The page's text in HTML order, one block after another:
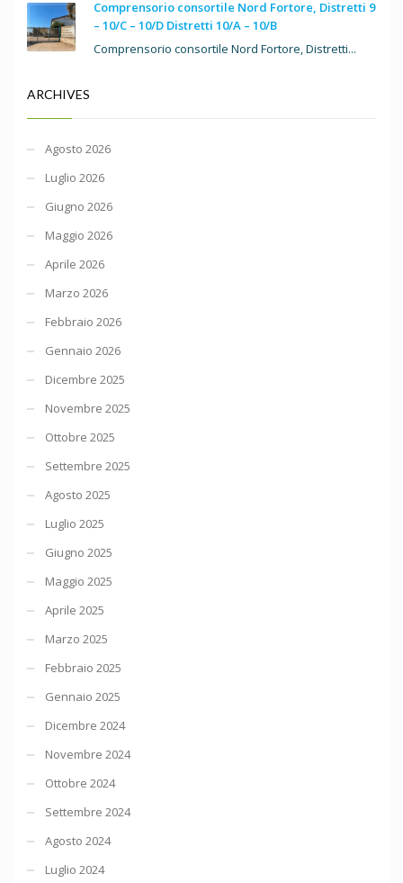
Comprensorio consortile Nord Fortore, Distretti 9
– 10/C – 10/D Distretti 10/A – 10/B
Comprensorio consortile Nord Fortore, Distretti...
ARCHIVES
Agosto 2026
Luglio 2026
Giugno 2026
Maggio 2026
Aprile 2026
Marzo 2026
Febbraio 2026
Gennaio 2026
Dicembre 2025
Novembre 2025
Ottobre 2025
Settembre 2025
Agosto 2025
Luglio 2025
Giugno 2025
Maggio 2025
Aprile 2025
Marzo 2025
Febbraio 2025
Gennaio 2025
Dicembre 2024
Novembre 2024
Ottobre 2024
Settembre 2024
Agosto 2024
Luglio 2024